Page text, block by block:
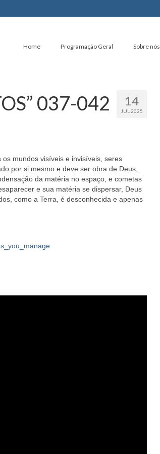
Home Programação Geral Sobre nós
14
JUL 2025
037-042
mundos visíveis e invisíveis, seres
por si mesmo e deve ser obra de Deus,
da matéria no espaço, e cometas
e sua matéria se dispersar, Deus
como a Terra, é desconhecida e apenas